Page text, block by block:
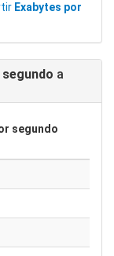
Exabytes por
a
segundo